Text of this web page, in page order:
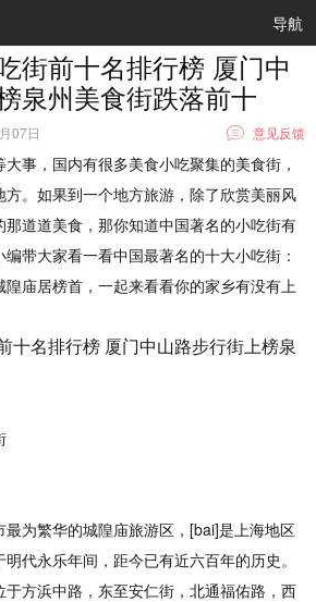
导航
街前十名排行榜 厦门中
泉州美食街跌落前十
07日 意见反馈
事，国内有很多美食小吃聚集的美食街，
。如果到一个地方旅游，除了欣赏美丽风
道道美食，那你知道中国著名的小吃街有
带大家看一看中国最著名的十大小吃街：
庙居榜首，一起来看看你的家乡有没有上
为繁华的城隍庙旅游区，[bai]是上海地区
代永乐年间，距今已有近六百年的历史。
方浜中路，东至安仁街，北通福佑路，西